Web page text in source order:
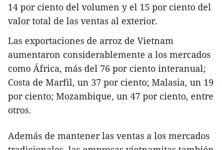
14 por ciento del volumen y el 15 por ciento del
valor total de las ventas al exterior.
Las exportaciones de arroz de Vietnam
aumentaron considerablemente a los mercados
como África, más del 76 por ciento interanual;
Costa de Marfil, un 37 por ciento; Malasia, un 19
por ciento; Mozambique, un 47 por ciento, entre
otros.
Además de mantener las ventas a los mercados